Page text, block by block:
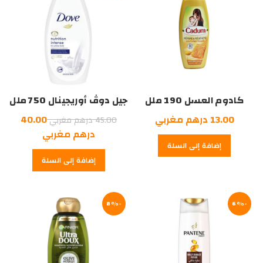
كادوم العسل 190 ملل
13.00 درهم مغربي
إضافة إلى السلة
جيل دوڤ أوريجينال 750 ملل
45.00درهم مغربيالسعر
الأصلي
هو:
45.00
40.00
درهم مغربي
الحالي
هو:إضافة إلى السلة
-6%
-8%